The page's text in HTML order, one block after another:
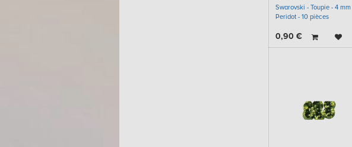
Swarovski - Toupie - 4 mm
Peridot - 10 pièces
0,90€